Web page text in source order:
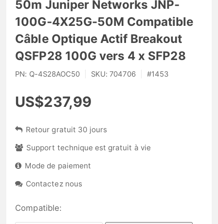
50m Juniper Networks JNP-
100G-4X25G-50M Compatible
Câble Optique Actif Breakout
QSFP28 100G vers 4 x SFP28
PN: Q-4S28AOC50 SKU: 704706 #1453
US$237,99
Retour gratuit 30 jours
Support technique est gratuit à vie
Mode de paiement
Contactez nous
Compatible: